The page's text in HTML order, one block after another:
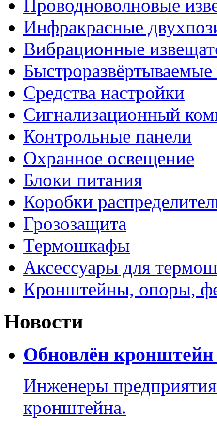
Проводноволновые
Инфракрасные
Вибрационные
Средства настройки
Сигнализационный
Контрольные панели
Охранное освещение
Блоки питания
Коробки
Грозозащита
Термошкафы
Аксессуары для
Кронштейны, опоры,
Новости
Обновлён
Инженеры
кронштейна.